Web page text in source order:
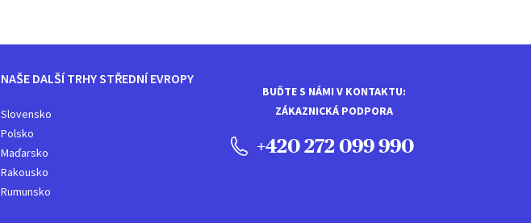
NAŠE DALŠÍ TRHY STŘEDNÍ EVROPY
Slovensko
Polsko
Maďarsko
Rakousko​
Rumunsko
BUĎTE S NÁMI V KONTAKTU:
ZÁKAZNICKÁ PODPORA
+420 272 099 990